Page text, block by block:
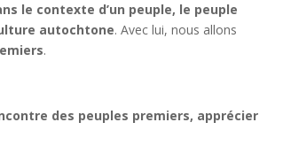
le contexte d’un peuple, le peuple
autochtone. Avec lui, nous allons
.
des peuples premiers, apprécier